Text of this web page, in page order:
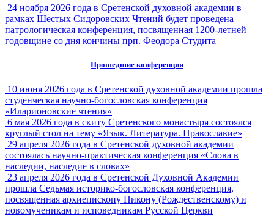
24 ноября 2026 года в Сретенской духовной академии в
рамках Шестых Сидоровских Чтений будет проведена
патрологическая конференция, посвященная 1200-летней
годовщине со дня кончины прп. Феодора Студита
Прошедшие конференции
10 июня 2026 года в Сретенской духовной академии прошла
студенческая научно-богословская конференция
«Иларионовские чтения»
6 мая 2026 года в скиту Сретенского монастыря состоялся
круглый стол на тему «Язык. Литература. Православие»
29 апреля 2026 года в Сретенской духовной академии
состоялась научно-практическая конференция «Слова в
наследии, наследие в словах»
23 апреля 2026 года в Сретенской Духовной Академии
прошла Седьмая историко-богословская конференция,
посвященная архиепископу Никону (Рождественскому) и
новомученикам и исповедникам Русской Церкви